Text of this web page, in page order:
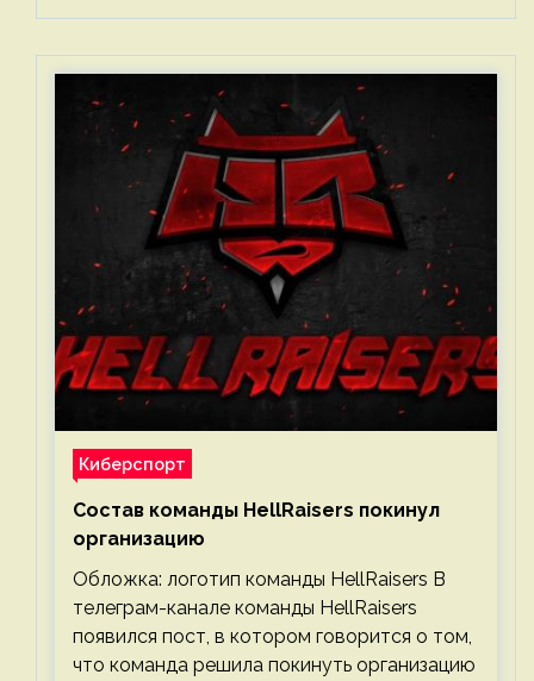
Киберспорт
Состав команды HellRaisers покинул
организацию
Обложка: логотип команды HellRaisers В
телеграм-канале команды HellRaisers
появился пост, в котором говорится о том,
что команда решила покинуть организацию